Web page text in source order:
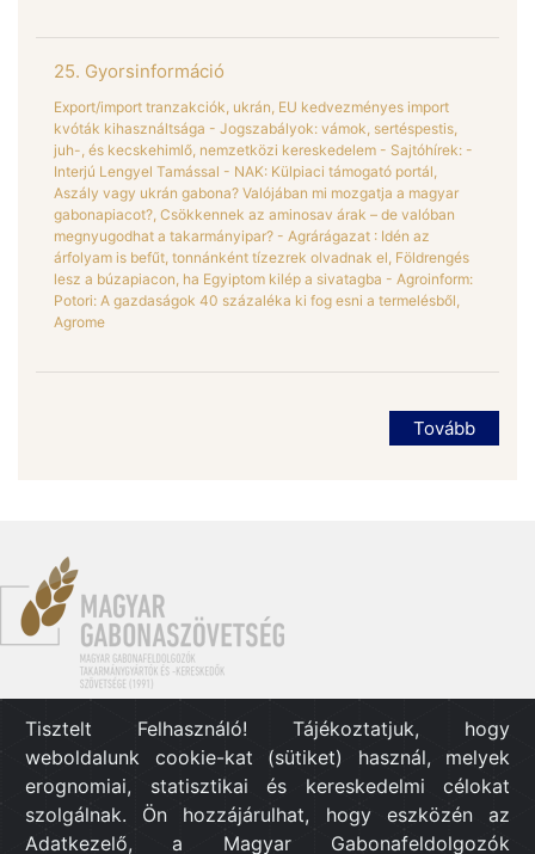
25. Gyorsinformáció
Export/import tranzakciók, ukrán, EU kedvezményes import
kvóták kihasználtsága - Jogszabályok: vámok, sertéspestis,
juh-, és kecskehimlő, nemzetközi kereskedelem - Sajtóhírek: -
Interjú Lengyel Tamással - NAK: Külpiaci támogató portál,
Aszály vagy ukrán gabona? Valójában mi mozgatja a magyar
gabonapiacot?, Csökkennek az aminosav árak – de valóban
megnyugodhat a takarmányipar? - Agrárágazat : Idén az
árfolyam is befűt, tonnánként tízezrek olvadnak el, Földrengés
lesz a búzapiacon, ha Egyiptom kilép a sivatagba - Agroinform:
Potori: A gazdaságok 40 százaléka ki fog esni a termelésből,
Agrome
Tovább
Gyors linkek
Szövetség alapszabálya
Etikai kódex
Adatvédelmi Szabályzat
Tisztelt Felhasználó! Tájékoztatjuk, hogy
weboldalunk cookie-kat (sütiket) használ, melyek
erognomiai, statisztikai és kereskedelmi célokat
szolgálnak. Ön hozzájárulhat, hogy eszközén az
Adatkezelő, a Magyar Gabonafeldolgozók